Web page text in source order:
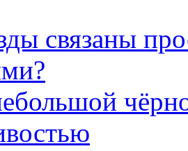
связаны